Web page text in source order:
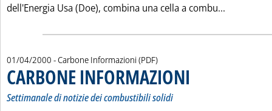
dell'Energia Usa (Doe), combina una cella a combu...
01/04/2000 - Carbone Informazioni (PDF)
CARBONE INFORMAZIONI
Settimanale di notizie dei combustibili solidi